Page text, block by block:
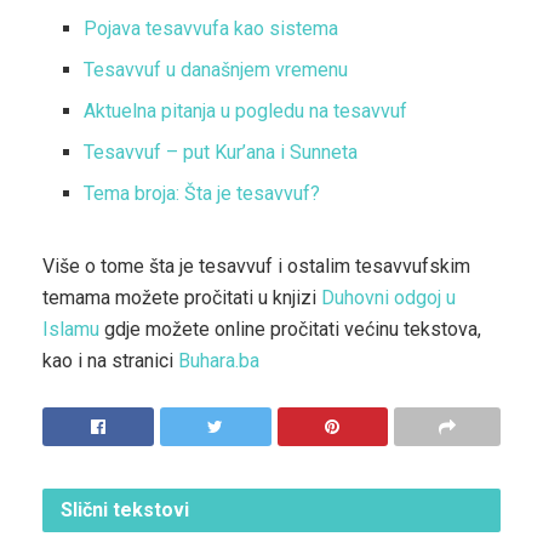
Pojava tesavvufa kao sistema
Tesavvuf u današnjem vremenu
Aktuelna pitanja u pogledu na tesavvuf
Tesavvuf – put Kur’ana i Sunneta
Tema broja: Šta je tesavvuf?
Više o tome šta je tesavvuf i ostalim tesavvufskim
temama možete pročitati u knjizi Duhovni odgoj u
Islamu gdje možete online pročitati većinu tekstova,
kao i na stranici Buhara.ba
Slični tekstovi